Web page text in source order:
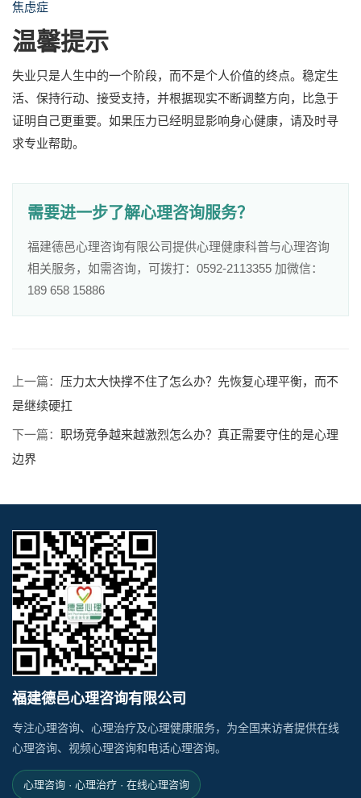
焦虑症
温馨提示
失业只是人生中的一个阶段，而不是个人价值的终点。稳定生
活、保持行动、接受支持，并根据现实不断调整方向，比急于
证明自己更重要。如果压力已经明显影响身心健康，请及时寻
求专业帮助。
需要进一步了解心理咨询服务？
福建德邑心理咨询有限公司提供心理健康科普与心理咨询
相关服务，如需咨询，可拨打：0592-2113355 加微信：
189 658 15886
上一篇： 压力太大快撑不住了怎么办？先恢复心理平衡，而不
是继续硬扛
下一篇： 职场竞争越来越激烈怎么办？真正需要守住的是心理
边界
福建德邑心理咨询有限公司
专注心理咨询、心理治疗及心理健康服务，为全国来访者提供在线
心理咨询、视频心理咨询和电话心理咨询。
心理咨询 · 心理治疗 · 在线心理咨询